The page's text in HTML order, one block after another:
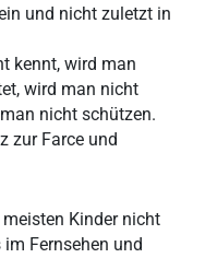
und nicht zuletzt in
kennt, wird man
wird man nicht
nicht schützen.
zur Farce und
meisten Kinder nicht
Fernsehen und